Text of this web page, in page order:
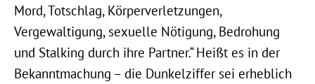
Mord, Totschlag, Körperverletzungen,
Vergewaltigung, sexuelle Nötigung, Bedrohung
und Stalking durch ihre Partner.“ Heißt es in der
Bekanntmachung – die Dunkelziffer sei erheblich